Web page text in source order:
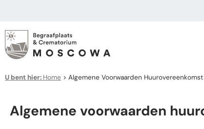
U bent hier: Home > Algemene Voorwaarden
Algemene voorwaarden